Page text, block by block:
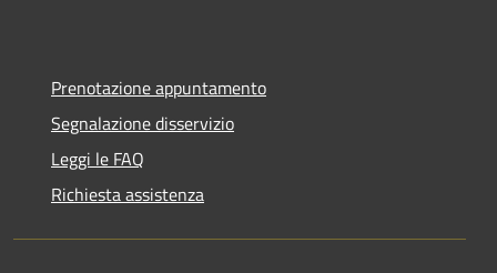
Prenotazione appuntamento
Segnalazione disservizio
Leggi le FAQ
Richiesta assistenza